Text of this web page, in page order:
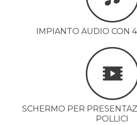
IMPIANTO AUDIO CON
SCHERMO PER
POLLICI